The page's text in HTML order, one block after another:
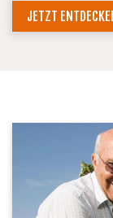
JETZT